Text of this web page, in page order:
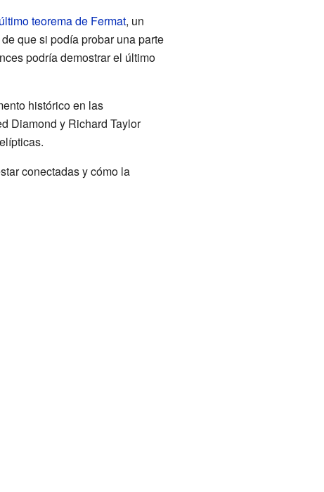
último teorema de Fermat, un
que si podía probar una parte
podría demostrar el último
histórico en las
Diamond y Richard Taylor
conectadas y cómo la